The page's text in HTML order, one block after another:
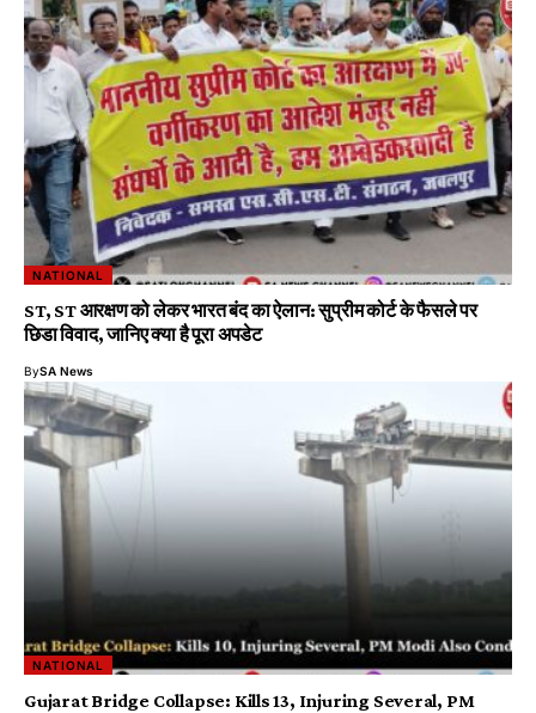
NATIONAL
ST, ST आरक्षण को लेकर भारत बंद का ऐलान: सुप्रीम कोर्ट के फैसले पर
छिडा विवाद, जानिए क्या है पूरा अपडेट
BySA News
NATIONAL
Gujarat Bridge Collapse: Kills 13, Injuring Several, PM